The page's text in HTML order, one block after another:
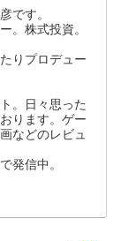
です。
。株式投資。
りプロデュー
。日々思った
ります。ゲー
などのレビュ
発信中。